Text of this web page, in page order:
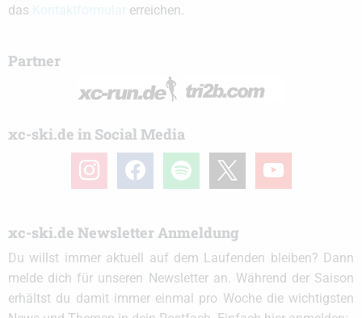
das
erreichen.
Partner
xc-ski.de in Social Media
instagramfacebook spotify youtube
xc-ski.de Newsletter Anmeldung
Du willst immer aktuell auf dem Laufenden bleiben? Dann
melde dich für unseren Newsletter an. Während der Saison
erhältst du damit immer einmal pro Woche die wichtigsten